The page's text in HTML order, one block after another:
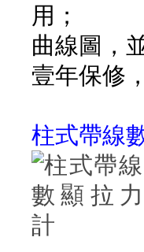
用；
曲線圖，
壹年保修
柱式帶線